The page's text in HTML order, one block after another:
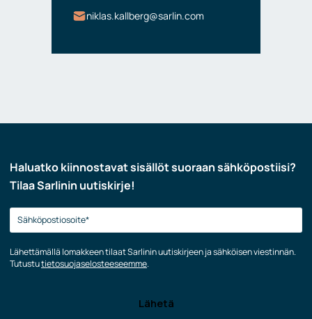
niklas.kallberg@sarlin.com
Haluatko kiinnostavat sisällöt suoraan sähköpostiisi?
Tilaa Sarlinin uutiskirje!
Lähettämällä lomakkeen tilaat Sarlinin uutiskirjeen ja sähköisen viestinnän.
Tutustutietosuojaselosteeseemme.